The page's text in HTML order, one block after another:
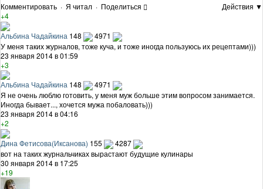
Комментировать · Я читал · Поделиться
Действия ▼
+4
Альбина Чадайкина 148
4971
У меня таких журналов, тоже куча, и тоже иногда пользуюсь их рецептами)))
23 января 2014 в 01:59
+3
Альбина Чадайкина 148
4971
Я не очень люблю готовить, у меня муж больше этим вопросом занимается.
Иногда бывает..., хочется мужа побаловать)))
23 января 2014 в 04:16
+2
Дина Фетисова(Иксанова) 155
4287
вот на таких журнальчиках вырастают будущие кулинары
30 января 2014 в 17:25
+19